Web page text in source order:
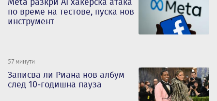
по време на тестове, пуска нов
инструмент
57 минути
Записва ли Риана нов албум
след 10-годишна пауза